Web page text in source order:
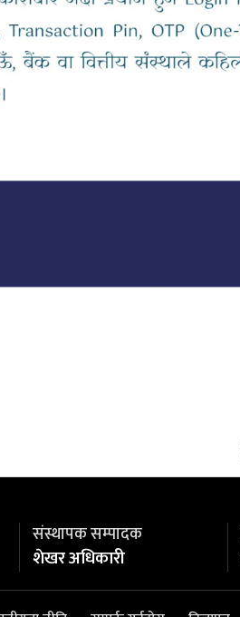
संस्थापक सम्पादक
शेखर अधिकारी